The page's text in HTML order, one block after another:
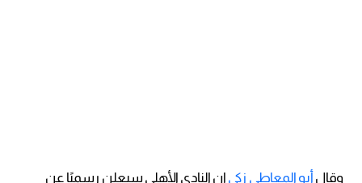
وقال أبو المعاطي زكيإن النادي الأهلي سيعلن رسميًا عن